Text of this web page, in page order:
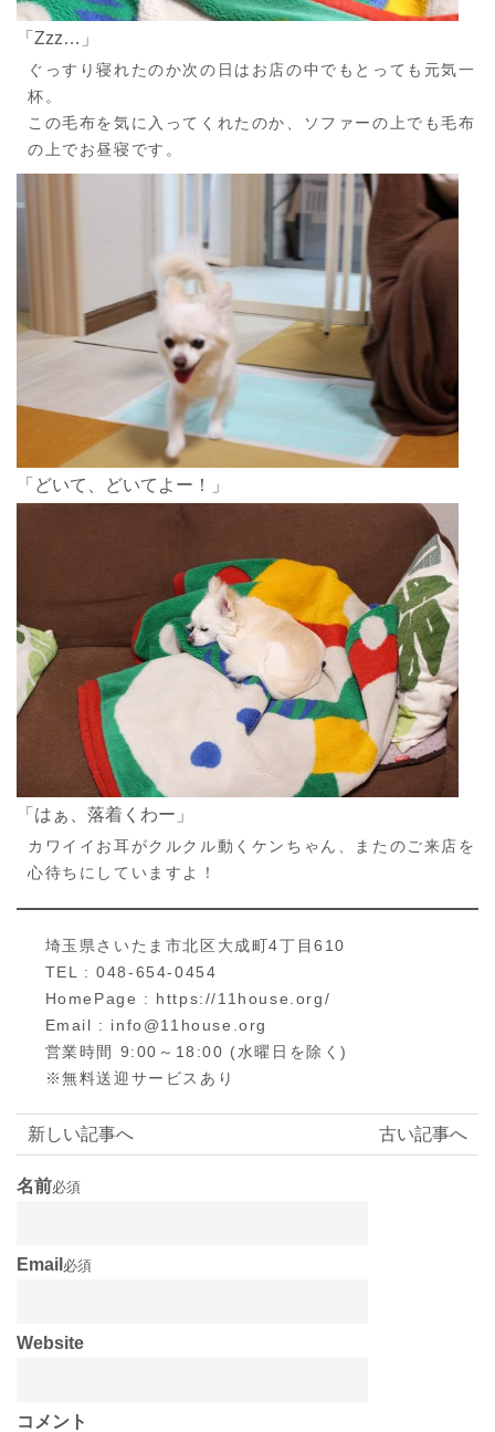
「Zzz…」
ぐっすり寝れたのか次の日はお店の中でもとっても元気一
杯。
この毛布を気に入ってくれたのか、ソファーの上でも毛布
の上でお昼寝です。
「どいて、どいてよー！」
「はぁ、落着くわー」
カワイイお耳がクルクル動くケンちゃん、またのご来店を
心待ちにしていますよ！
埼玉県さいたま市北区大成町4丁目610
TEL : 048-654-0454
HomePage : https://11house.org/
Email : info@11house.org
営業時間 9:00～18:00 (水曜日を除く)
※無料送迎サービスあり
古い記事へ
新しい記事へ
名前必須
Email 必須
Website
コメント